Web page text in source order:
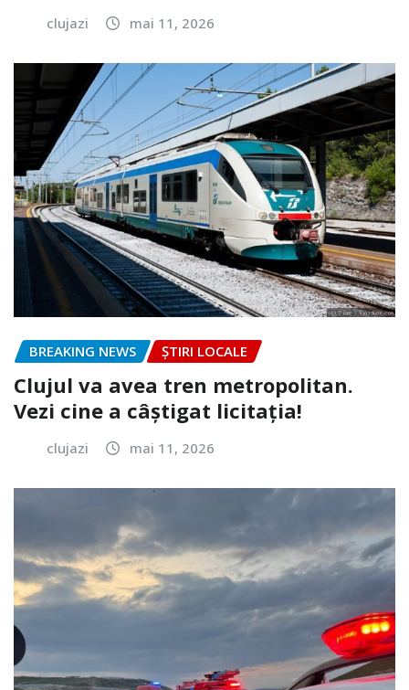
clujazi mai 11, 2026
BREAKING NEWS ȘTIRI LOCALE
Clujul va avea tren metropolitan.
Vezi cine a câștigat licitația!
clujazi mai 11, 2026